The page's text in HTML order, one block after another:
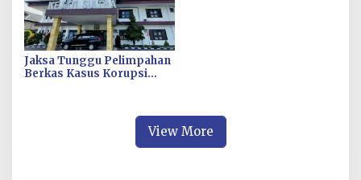
Jaksa Tunggu Pelimpahan
Berkas Kasus Korupsi
View More